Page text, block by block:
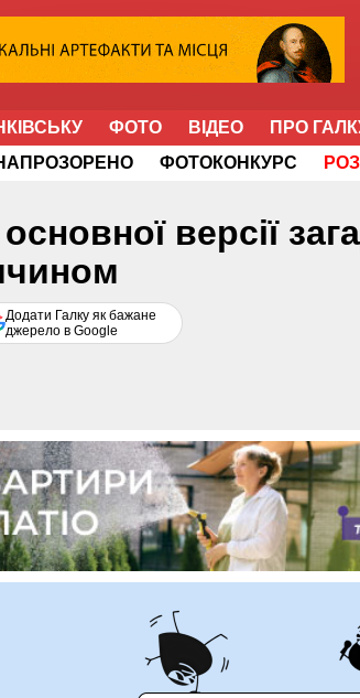
ФОТО ВІДЕО
ПРО
ФОТОКОНКУРС
версії
Додати Галку як бажане
джерело в Google